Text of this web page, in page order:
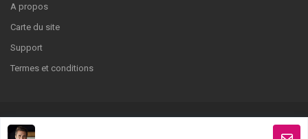
A propos
Carte du site
Support
Termes et conditions